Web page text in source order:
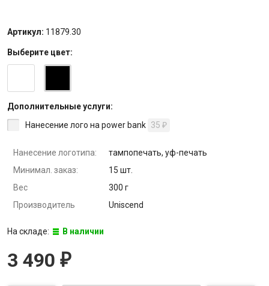
Артикул: 11879.30
Выберите цвет:
Дополнительные услуги:
Нанесение лого на power bank 35 ₽
Нанесение логотипа:
тампопечать, уф-печать
Минимал. заказ:
15 шт.
Вес
300 г
Производитель
Uniscend
На складе: В наличии
3 490 ₽